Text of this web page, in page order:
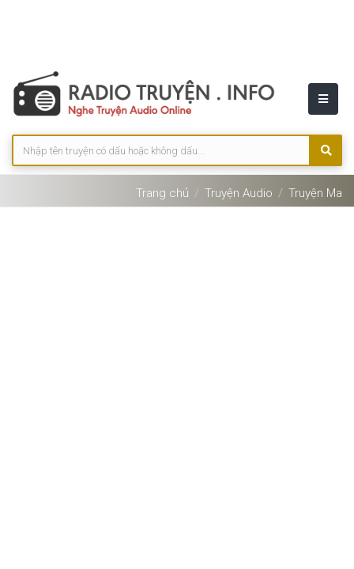
Trang chủ Truyện Audio Truyện Ma